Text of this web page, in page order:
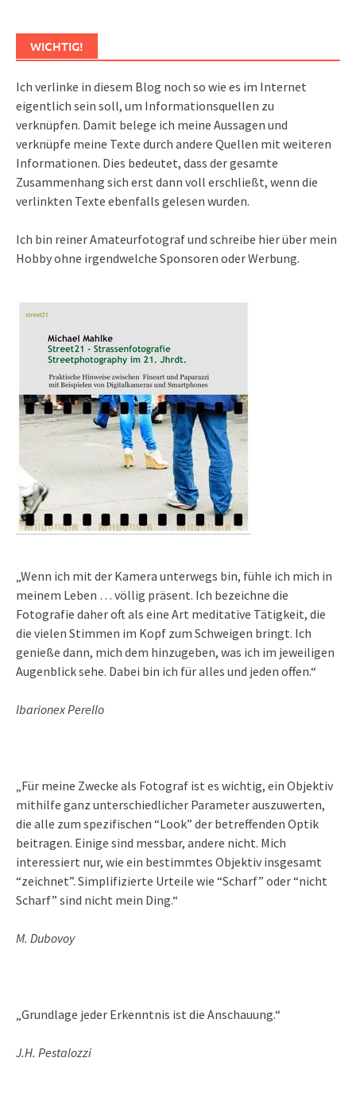
WICHTIG!
Ich verlinke in diesem Blog noch so wie es im Internet
eigentlich sein soll, um Informationsquellen zu
verknüpfen. Damit belege ich meine Aussagen und
verknüpfe meine Texte durch andere Quellen mit weiteren
Informationen. Dies bedeutet, dass der gesamte
Zusammenhang sich erst dann voll erschließt, wenn die
verlinkten Texte ebenfalls gelesen wurden.
Ich bin reiner Amateurfotograf und schreibe hier über mein
Hobby ohne irgendwelche Sponsoren oder Werbung.
„Wenn ich mit der Kamera unterwegs bin, fühle ich mich in
meinem Leben … völlig präsent. Ich bezeichne die
Fotografie daher oft als eine Art meditative Tätigkeit, die
die vielen Stimmen im Kopf zum Schweigen bringt. Ich
genieße dann, mich dem hinzugeben, was ich im jeweiligen
Augenblick sehe. Dabei bin ich für alles und jeden offen.“
Ibarionex Perello
„Für meine Zwecke als Fotograf ist es wichtig, ein Objektiv
mithilfe ganz unterschiedlicher Parameter auszuwerten,
die alle zum spezifischen “Look” der betreffenden Optik
beitragen. Einige sind messbar, andere nicht. Mich
interessiert nur, wie ein bestimmtes Objektiv insgesamt
“zeichnet”. Simplifizierte Urteile wie “Scharf” oder “nicht
Scharf” sind nicht mein Ding.“
M. Dubovoy
„Grundlage jeder Erkenntnis ist die Anschauung.“
J.H. Pestalozzi